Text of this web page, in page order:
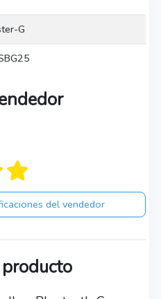
G
del vendedor